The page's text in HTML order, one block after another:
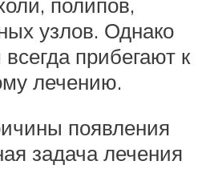
узлов. Однако
прибегают к
лечению.
появления
задача лечения